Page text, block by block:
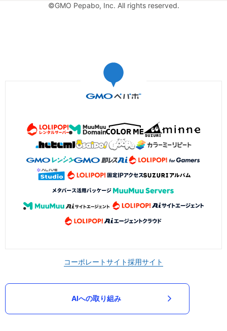
©GMO Pepabo, Inc. All rights reserved.
コーポレートサイト採用サイト
AIへの取り組み